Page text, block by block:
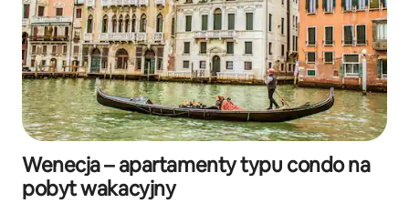
Wenecja – apartamenty typu condo na
pobyt wakacyjny